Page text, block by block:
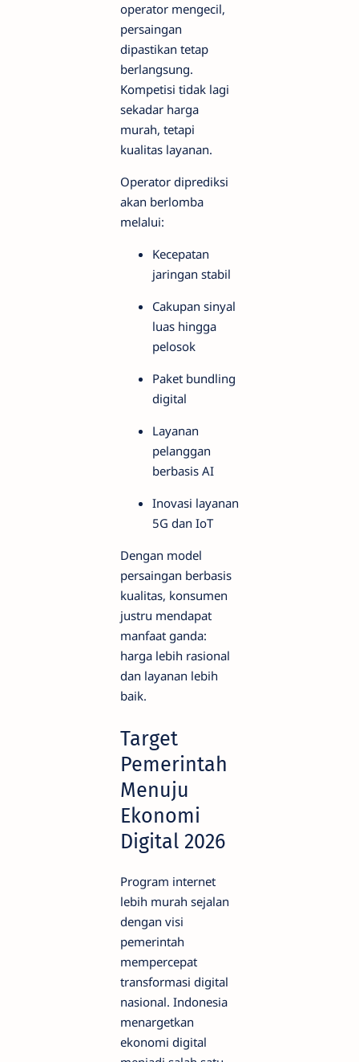
operator mengecil,
persaingan
dipastikan tetap
berlangsung.
Kompetisi tidak lagi
sekadar harga
murah, tetapi
kualitas layanan.
Operator diprediksi
akan berlomba
melalui:
Kecepatan
jaringan stabil
Cakupan sinyal
luas hingga
pelosok
Paket bundling
digital
Layanan
pelanggan
berbasis AI
Inovasi layanan
5G dan IoT
Dengan model
persaingan berbasis
kualitas, konsumen
justru mendapat
manfaat ganda:
harga lebih rasional
dan layanan lebih
baik.
Target
Pemerintah
Menuju
Ekonomi
Digital 2026
Program internet
lebih murah sejalan
dengan visi
pemerintah
mempercepat
transformasi digital
nasional. Indonesia
menargetkan
ekonomi digital